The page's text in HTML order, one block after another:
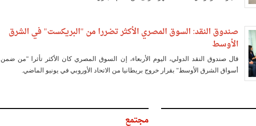
صندوق النقد: السوق المصري الأكثر تضررا من "البريكست" في الشرق
الأوسط
قال صندوق النقد الدولي، اليوم الأربعاء، إن السوق المصري كان الأكثر تأثرا "من ضمن
أسواق الشرق الأوسط" بقرار خروج بريطانيا من الاتحاد الأوروبي في يونيو الماضي.
مجتمع